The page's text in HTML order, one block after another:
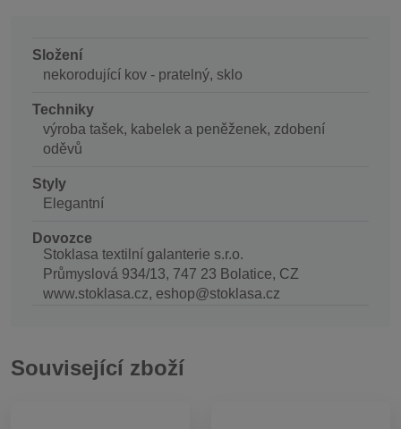
Složení
nekorodující kov - pratelný, sklo
Techniky
výroba tašek, kabelek a peněženek, zdobení
oděvů
Styly
Elegantní
Dovozce
Stoklasa textilní galanterie s.r.o.
Průmyslová 934/13, 747 23 Bolatice, CZ
www.stoklasa.cz, eshop@stoklasa.cz
Související zboží